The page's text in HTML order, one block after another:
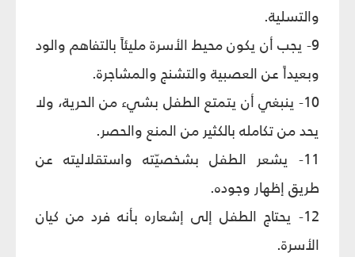
والتسلية.
9- يجب أن يكون محيط الأسرة مليئاً بالتفاهم والود
وبعيداً عن العصبية والتشنج والمشاجرة.
10- ينبغي أن يتمتع الطفل بشيء من الحرية، ولا
يحد من تكامله بالكثير من المنع والحصر.
11- يشعر الطفل بشخصيّته واستقلاليته عن
طريق إظهار وجوده.
12- يحتاج الطفل إلى إشعاره بأنه فرد من كيان
الأسرة.